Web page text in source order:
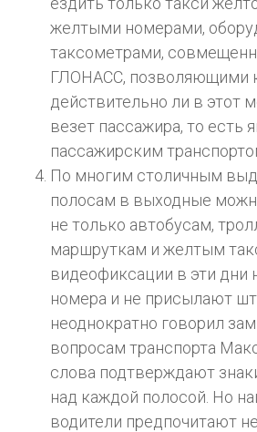
желтыми номерами,
таксометрами,
ГЛОНАСС, позволяющими
действительно ли в этот
везет пассажира, то есть
пассажирским
По многим столичным
полосам в выходные
не только автобусам,
маршруткам и желтым
видеофиксации в эти дни
номера и не присылают
неоднократно говорил
вопросам транспорта
слова подтверждают
над каждой полосой. Но
водители предпочитают